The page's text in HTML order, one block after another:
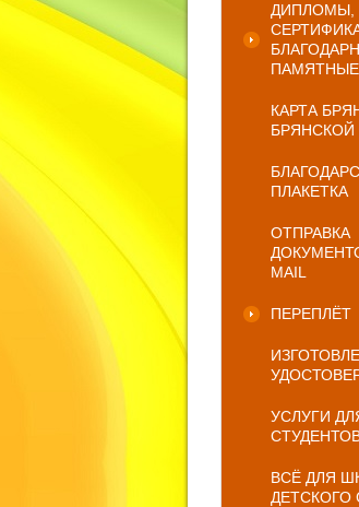
ДИПЛОМЫ,
КАРТА
БРЯНСКОЙ
ПЛАКЕТКА
ОТПРАВКА
MAIL
ПЕРЕПЛЁТ
УСЛУГИ
ВСЁ ДЛЯ
ДЕТСКОГО